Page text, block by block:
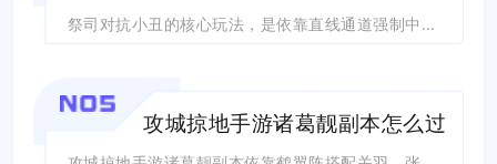
祭司对抗小丑的核心玩法，是依靠直线通道强制中断小丑的火箭拉锯，利用墙体穿梭拉扯身...
NO5
攻城掠地手游诸葛靓副本怎么过